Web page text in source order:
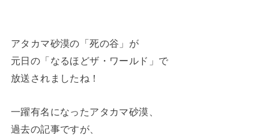
アタカマ砂漠の「死の谷」が
元日の「なるほどザ・ワールド」で
放送されましたね！
一躍有名になったアタカマ砂漠、
過去の記事ですが、